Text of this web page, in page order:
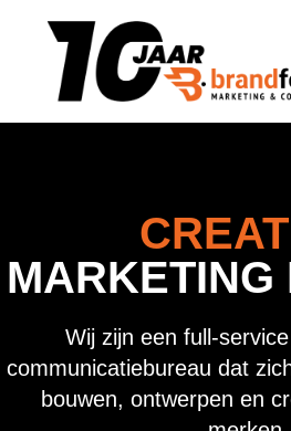
MARKETING
Wij zijn een full-
communicatiebureau dat
bouwen, ontwerpen en